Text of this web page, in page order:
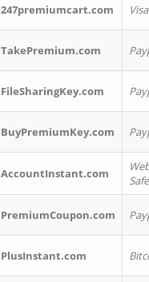
247premiumcart.com
TakePremium.com
FileSharingKey.com
BuyPremiumKey.com
AccountInstant.com
PremiumCoupon.com
PlusInstant.com